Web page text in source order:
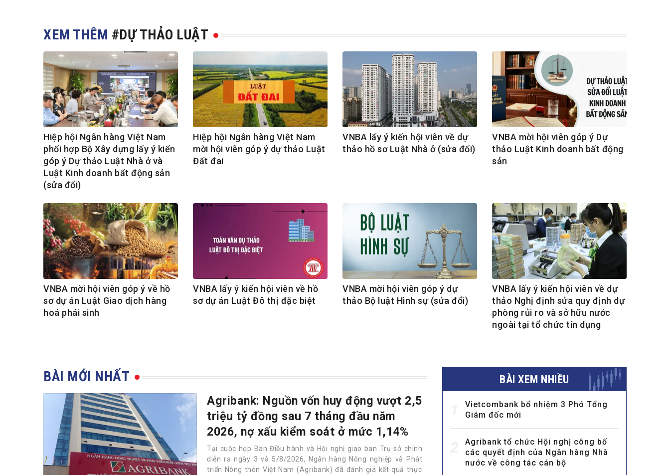
XEM THÊM #DỰ THẢO LUẬT
Hiệp hội Ngân hàng Việt Nam
phối hợp Bộ Xây dựng lấy ý kiến
góp ý Dự thảo Luật Nhà ở và
Luật Kinh doanh bất động sản
(sửa đổi)
Hiệp hội Ngân hàng Việt Nam
mời hội viên góp ý dự thảo Luật
Đất đai
VNBA lấy ý kiến hội viên về dự
thảo hồ sơ Luật Nhà ở (sửa đổi)
VNBA mời hội viên góp ý Dự
thảo Luật Kinh doanh bất động
sản
VNBA mời hội viên góp ý về hồ
sơ dự án Luật Giao dịch hàng
hoá phái sinh
VNBA lấy ý kiến hội viên về hồ
sơ dự án Luật Đô thị đặc biệt
VNBA mời hội viên góp ý dự
thảo Bộ luật Hình sự (sửa đổi)
VNBA lấy ý kiến hội viên về dự
thảo Nghị định sửa quy định dự
phòng rủi ro và sở hữu nước
ngoài tại tổ chức tín dụng
BÀI MỚI NHẤT
Agribank: Nguồn vốn huy động vượt 2,5
triệu tỷ đồng sau 7 tháng đầu năm
2026, nợ xấu kiểm soát ở mức 1,14%
Tại cuộc họp Ban Điều hành và Hội nghị giao ban Trụ sở chính
diễn ra ngày 3 và 5/8/2026, Ngân hàng Nông nghiệp và Phát
triển Nông thôn Việt Nam (Agribank) đã đánh giá kết quả thực
BÀI XEM NHIỀU
Vietcombank bổ nhiệm 3 Phó Tổng
Giám đốc mới
Agribank tổ chức Hội nghị công bố
các quyết định của Ngân hàng Nhà
nước về công tác cán bộ